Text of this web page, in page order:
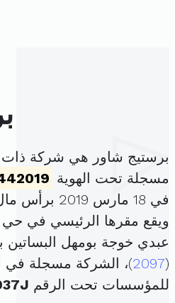
برستيج شاور هي شركة ذات
مسجلة تحت الهوية
في 18 مارس 2019 برأس مال قدره
ويقع مقرها الرئيسي في حي
عبدي خوجة بومهل البساتين
(
2097)، الشركة مسجلة في
للمؤسسات تحت الرقم